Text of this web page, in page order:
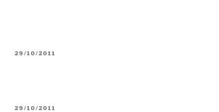
YAYIM
29/10/2011
YAYIM
29/10/2011